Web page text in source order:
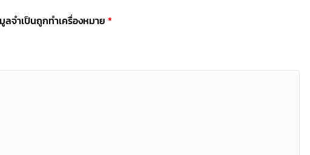
ลจำเป็นถูกทำเครื่องหมาย *